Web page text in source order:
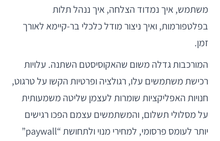
משתמש, איך נמדוד הצלחה, איך ננהל תלות
בפלטפורמות, ואיך ניצור מודל כלכלי בר-קיימא לאורך
זמן.
המורכבות גדלה משום שהאקוסיסטם השתנה. עלויות
רכישת משתמשים עלו, רגולציה ופרטיות הקשו על טרגוט,
חנויות האפליקציות שומרות לעצמן שליטה משמעותית
על מסלולי תשלום, והמשתמשים עצמם הפכו רגישים
יותר לעומס פרסומי, למחירי מנוי ולתחושת “paywall”